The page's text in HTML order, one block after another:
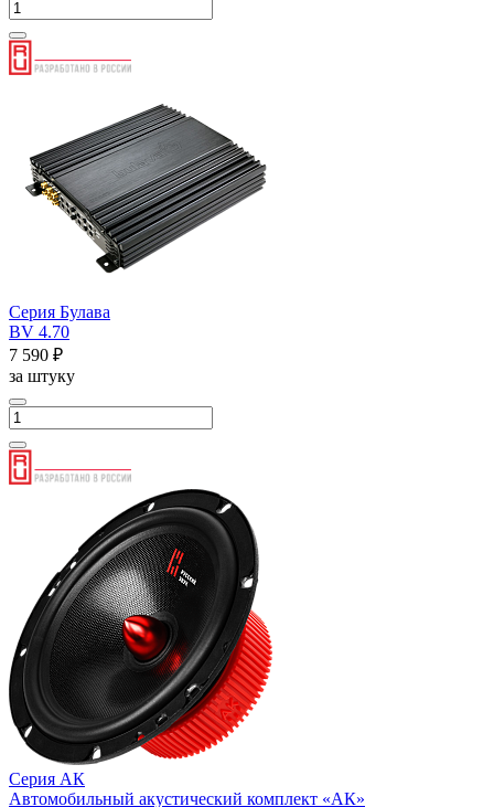
Серия Булава
BV 4.70
7 590 ₽
за штуку
Серия АК
Автомобильный акустический комплект «АК»